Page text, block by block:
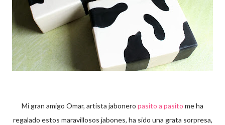
Mi gran amigo Omar, artista jabonero pasito a pasito me ha
regalado estos maravillosos jabones, ha sido una grata sorpresa,